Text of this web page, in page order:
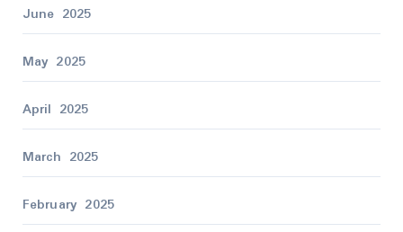
June 2025
May 2025
April 2025
March 2025
February 2025